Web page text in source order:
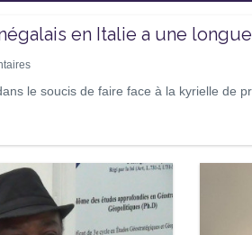
en Italie a une
le soucis de faire face à la kyrielle de